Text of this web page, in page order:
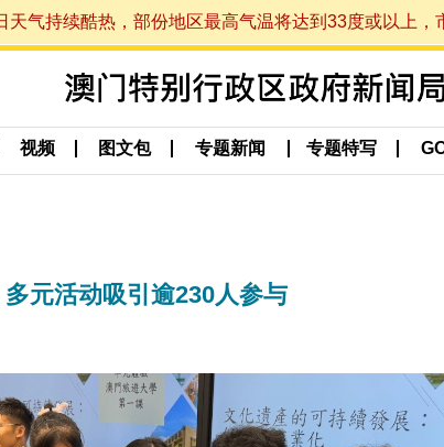
天气持续酷热，部份地区最高气温将达到33度或以上
视频 图文包 专题新闻 专题特写
元活动吸引逾230人参与